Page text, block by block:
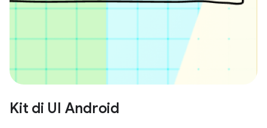
Kit di UI Android